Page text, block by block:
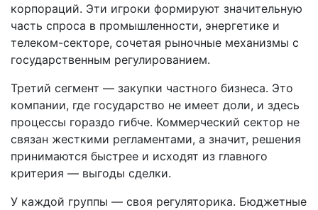
корпораций. Эти игроки формируют значительную
часть спроса в промышленности, энергетике и
телеком-секторе, сочетая рыночные механизмы с
государственным регулированием.
Третий сегмент — закупки частного бизнеса. Это
компании, где государство не имеет доли, и здесь
процессы гораздо гибче. Коммерческий сектор не
связан жесткими регламентами, а значит, решения
принимаются быстрее и исходят из главного
критерия — выгоды сделки.
У каждой группы — своя регуляторика. Бюджетные